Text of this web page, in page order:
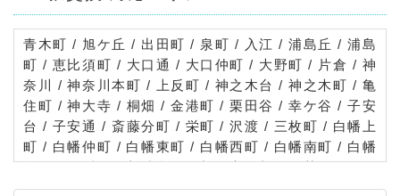
青木町 / 旭ケ丘 / 出田町 / 泉町 / 入江 / 浦島丘 / 浦島
町 / 恵比須町 / 大口通 / 大口仲町 / 大野町 / 片倉 / 神
奈川 / 神奈川本町 / 上反町 / 神之木台 / 神之木町 / 亀
住町 / 神大寺 / 桐畑 / 金港町 / 栗田谷 / 幸ケ谷 / 子安
台 / 子安通 / 斎藤分町 / 栄町 / 沢渡 / 三枚町 / 白幡上
町 / 白幡仲町 / 白幡東町 / 白幡西町 / 白幡南町 / 白幡
向町 / 白幡町 / 新浦島町 / 新子安 / 新町 / 菅田町 / 鈴
繁町 / 台町 / 高島台 / 宝町 / 立町 / 反町 / 千若町 / 鶴